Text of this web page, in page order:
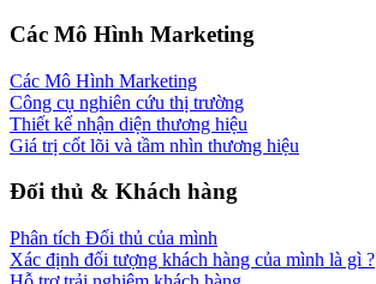
Các Mô Hình Marketing
Các Mô Hình Marketing
Công cụ nghiên cứu thị trường
Thiết kế nhận diện thương hiệu
Giá trị cốt lõi và tầm nhìn thương hiệu
Đối thủ & Khách hàng
Phân tích Đối thủ của mình
Xác định đối tượng khách hàng của mình là gì ?